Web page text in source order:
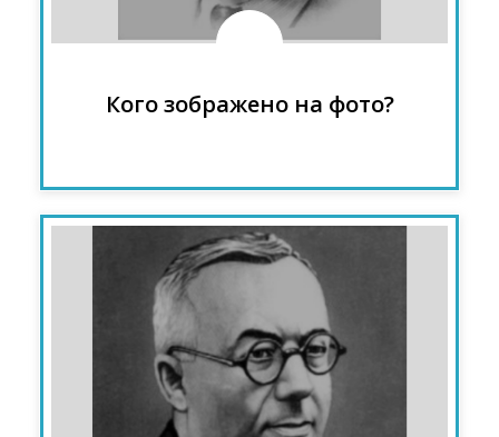
Кого зображено на фото?
Августин Волошин - у 1938 році